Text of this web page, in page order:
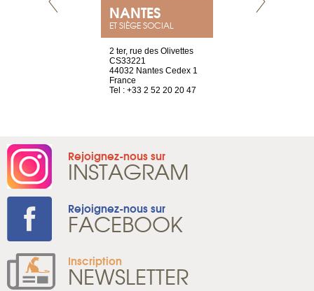
NANTES
ET SIÈGE SOCIAL
2 ter, rue des Olivettes
CS33221
44032 Nantes Cedex 1
France
Tel : +33 2 52 20 20 47
Rejoignez-nous sur
INSTAGRAM
Rejoignez-nous sur
FACEBOOK
Inscription
NEWSLETTER